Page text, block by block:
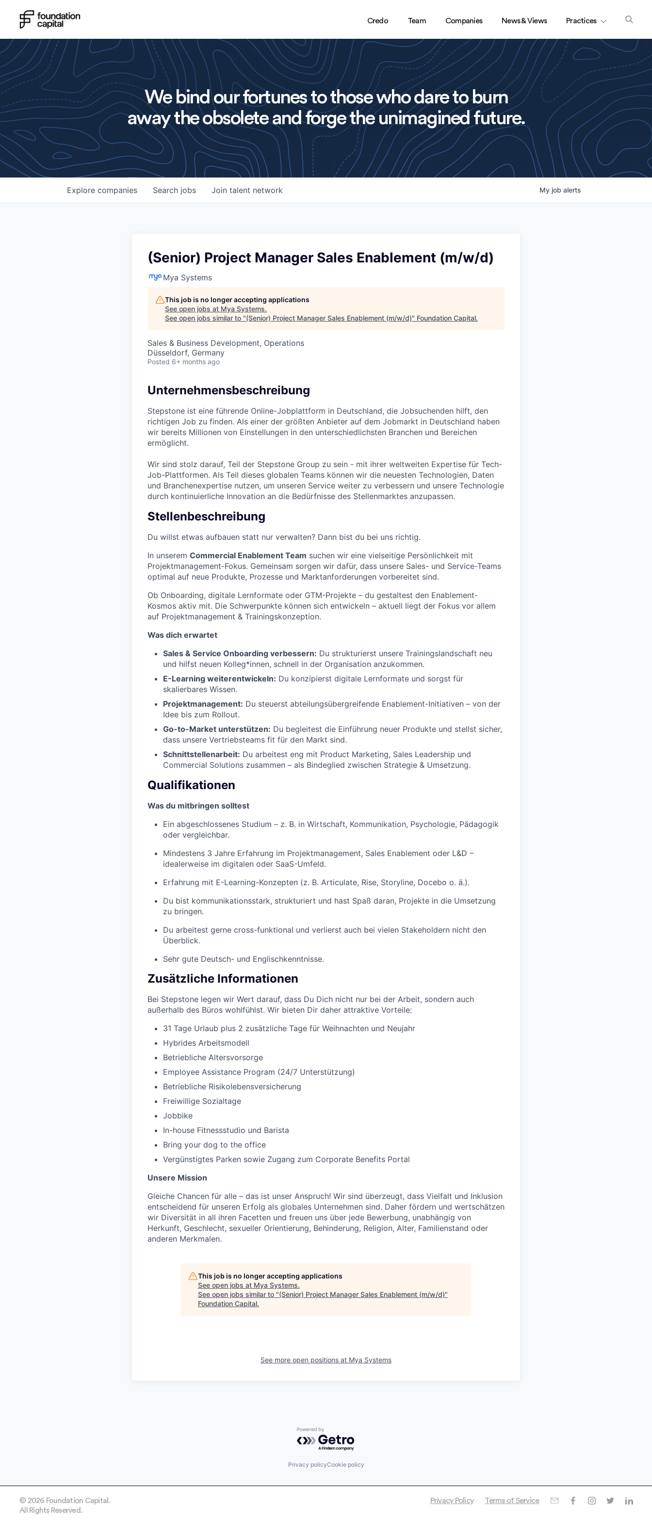
Credo Team Companies News & Views Practices
We bind our fortunes to those who dare to burn
away the obsolete and forge the unimagined future.
Search jobs
Explore companies Join talent network My job alerts
(Senior) Project Manager Sales Enablement (m/w/d)
Mya Systems
This job is no longer accepting applications
See open jobs at Mya Systems.
See open jobs similar to "(Senior) Project Manager Sales Enablement (m/w/d)" Foundation Capital.
Sales & Business Development, Operations
Düsseldorf, Germany
Posted 6+ months ago
Unternehmensbeschreibung
Stepstone ist eine führende Online-Jobplattform in Deutschland, die Jobsuchenden hilft, den
richtigen Job zu finden. Als einer der größten Anbieter auf dem Jobmarkt in Deutschland haben
wir bereits Millionen von Einstellungen in den unterschiedlichsten Branchen und Bereichen
ermöglicht.
Wir sind stolz darauf, Teil der Stepstone Group zu sein - mit ihrer weltweiten Expertise für Tech-
Job-Plattformen. Als Teil dieses globalen Teams können wir die neuesten Technologien, Daten
und Branchenexpertise nutzen, um unseren Service weiter zu verbessern und unsere Technologie
durch kontinuierliche Innovation an die Bedürfnisse des Stellenmarktes anzupassen.
Stellenbeschreibung
Du willst etwas aufbauen statt nur verwalten? Dann bist du bei uns richtig.
In unserem Commercial Enablement Team suchen wir eine vielseitige Persönlichkeit mit
Projektmanagement-Fokus. Gemeinsam sorgen wir dafür, dass unsere Sales- und Service-Teams
optimal auf neue Produkte, Prozesse und Marktanforderungen vorbereitet sind.
Ob Onboarding, digitale Lernformate oder GTM-Projekte – du gestaltest den Enablement-
Kosmos aktiv mit. Die Schwerpunkte können sich entwickeln – aktuell liegt der Fokus vor allem
auf Projektmanagement & Trainingskonzeption.
Was dich erwartet
Sales & Service Onboarding verbessern: Du strukturierst unsere Trainingslandschaft neu
und hilfst neuen Kolleg*innen, schnell in der Organisation anzukommen.
E-Learning weiterentwickeln: Du konzipierst digitale Lernformate und sorgst für
skalierbares Wissen.
Projektmanagement: Du steuerst abteilungsübergreifende Enablement-Initiativen – von der
Idee bis zum Rollout.
Go-to-Market unterstützen: Du begleitest die Einführung neuer Produkte und stellst sicher,
dass unsere Vertriebsteams fit für den Markt sind.
Schnittstellenarbeit: Du arbeitest eng mit Product Marketing, Sales Leadership und
Commercial Solutions zusammen – als Bindeglied zwischen Strategie & Umsetzung.
Qualifikationen
Was du mitbringen solltest
Ein abgeschlossenes Studium – z. B. in Wirtschaft, Kommunikation, Psychologie, Pädagogik
oder vergleichbar.
Mindestens 3 Jahre Erfahrung im Projektmanagement, Sales Enablement oder L&D –
idealerweise im digitalen oder SaaS-Umfeld.
Erfahrung mit E-Learning-Konzepten (z. B. Articulate, Rise, Storyline, Docebo o. ä.).
Du bist kommunikationsstark, strukturiert und hast Spaß daran, Projekte in die Umsetzung
zu bringen.
Du arbeitest gerne cross-funktional und verlierst auch bei vielen Stakeholdern nicht den
Überblick.
Sehr gute Deutsch- und Englischkenntnisse.
Zusätzliche Informationen
Bei Stepstone legen wir Wert darauf, dass Du Dich nicht nur bei der Arbeit, sondern auch
außerhalb des Büros wohlfühlst. Wir bieten Dir daher attraktive Vorteile:
31 Tage Urlaub plus 2 zusätzliche Tage für Weihnachten und Neujahr
Hybrides Arbeitsmodell
Betriebliche Altersvorsorge
Employee Assistance Program (24/7 Unterstützung)
Betriebliche Risikolebensversicherung
Freiwillige Sozialtage
Jobbike
In-house Fitnessstudio und Barista
Bring your dog to the office
Vergünstigtes Parken sowie Zugang zum Corporate Benefits Portal
Unsere Mission
Gleiche Chancen für alle – das ist unser Anspruch! Wir sind überzeugt, dass Vielfalt und Inklusion
entscheidend für unseren Erfolg als globales Unternehmen sind. Daher fördern und wertschätzen
wir Diversität in all ihren Facetten und freuen uns über jede Bewerbung, unabhängig von
Herkunft, Geschlecht, sexueller Orientierung, Behinderung, Religion, Alter, Familienstand oder
anderen Merkmalen.
This job is no longer accepting applications
See open jobs at Mya Systems.
See open jobs similar to "(Senior) Project Manager Sales Enablement (m/w/d)"
Foundation Capital.
See more open positions at Mya Systems
Powered by Getro.com
Privacy policyCookie policy
© 2026 Foundation Capital.
All Rights Reserved.
Privacy Policy Terms of Service